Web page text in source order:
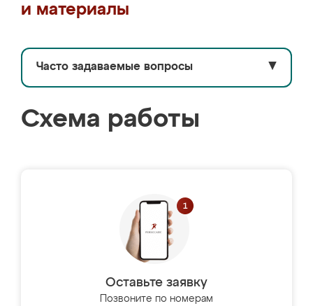
и материалы
Часто задаваемые вопросы ▼
Схема работы
Оставьте заявку
Позвоните по номерам